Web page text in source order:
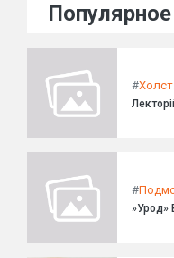
Популярное
#
#
»Урод»